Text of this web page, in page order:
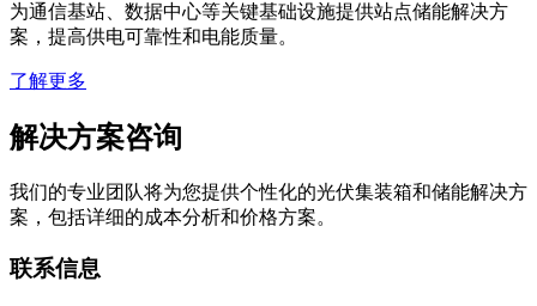
为通信基站、数据中心等关键基础设施提供站点储能解决方
案，提高供电可靠性和电能质量。
了解更多
解决方案咨询
我们的专业团队将为您提供个性化的光伏集装箱和储能解决方
案，包括详细的成本分析和价格方案。
联系信息